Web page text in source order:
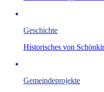
Geschichte
Historisches von
Gemeindeprojekte